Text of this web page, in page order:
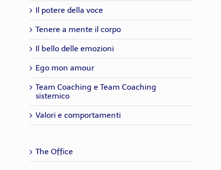
Il potere della voce
Tenere a mente il corpo
Il bello delle emozioni
Ego mon amour
Team Coaching e Team Coaching
sistemico
Valori e comportamenti
The Office